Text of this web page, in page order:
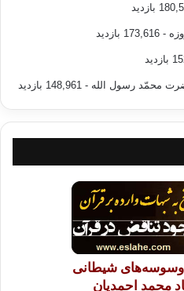
- 173,616 بازدید
محمّد رسول الله - 148,961 بازدید
وسوسه‌های شیطانی
محمد احمدیان